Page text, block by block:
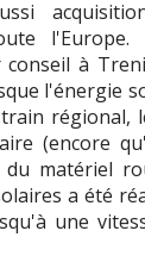
l'Europe.
à
l'énergie
régional,
(encore
matériel
a été
une